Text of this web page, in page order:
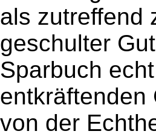
als zutreffend
geschulter
Sparbuch
entkräftenden
von der